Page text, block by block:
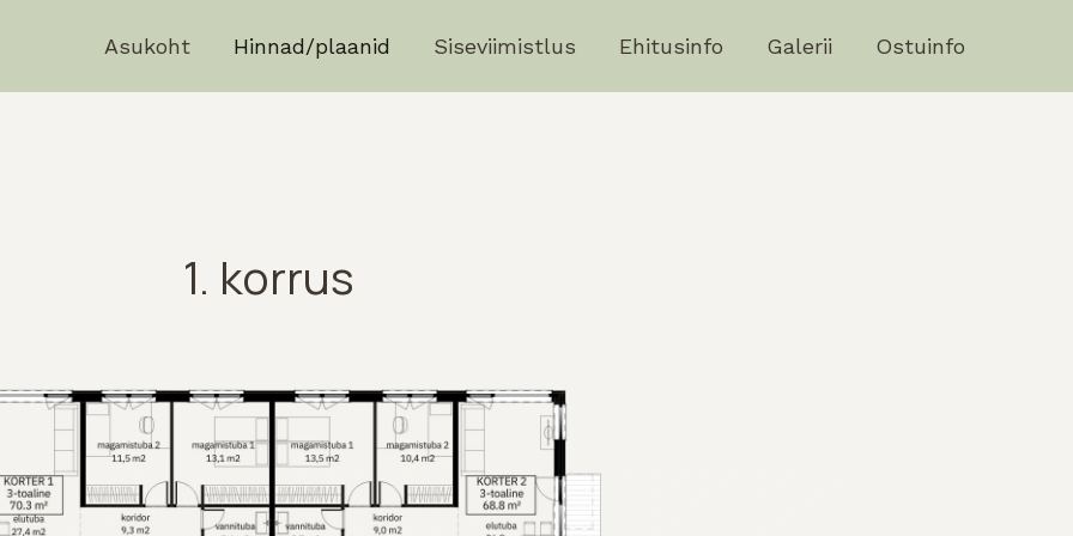
Asukoht Hinnad/plaanid Siseviimistlus Ehitusinfo Galerii Ostuinfo
1. korrus